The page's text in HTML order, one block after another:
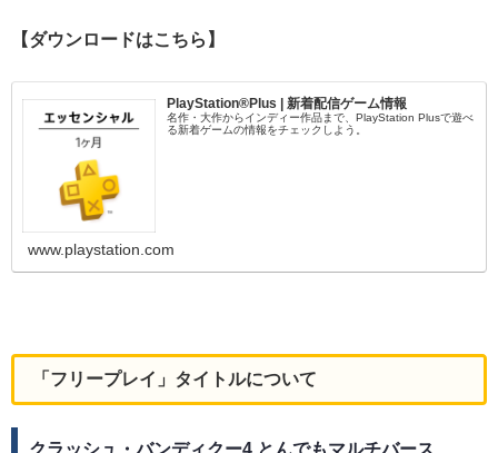
【ダウンロードはこちら】
PlayStation®Plus | 新着配信ゲーム情報
名作・大作からインディー作品まで、PlayStation Plusで遊べ
る新着ゲームの情報をチェックしよう。
www.playstation.com
「フリープレイ」タイトルについて
クラッシュ・バンディクー4 とんでもマルチバース